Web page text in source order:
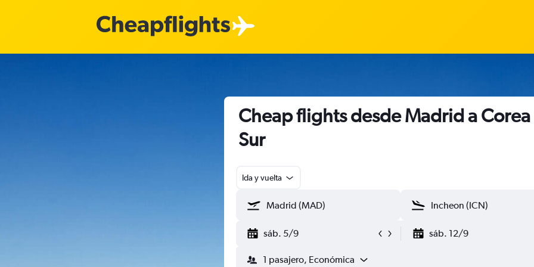
Cheap flights desde Madrid a
Sur
Ida y vuelta
sáb. 5/9 sáb. 12/9
1 pasajero, Económica